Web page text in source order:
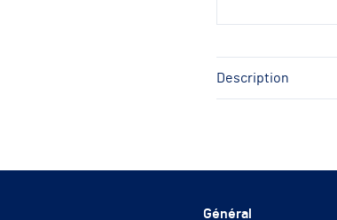
Description
Général